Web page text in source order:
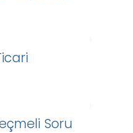
Soru